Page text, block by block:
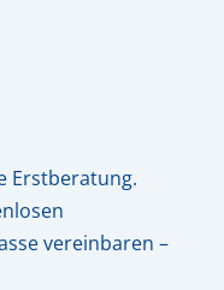
Erstberatung.
vereinbaren –